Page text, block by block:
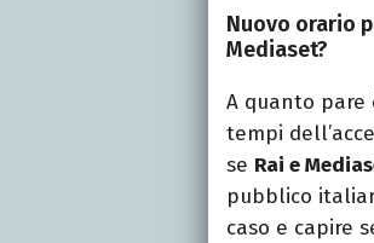
Nuovo orario
Mediaset?
A quanto pare
tempi
se Rai e
pubblico
caso e capire